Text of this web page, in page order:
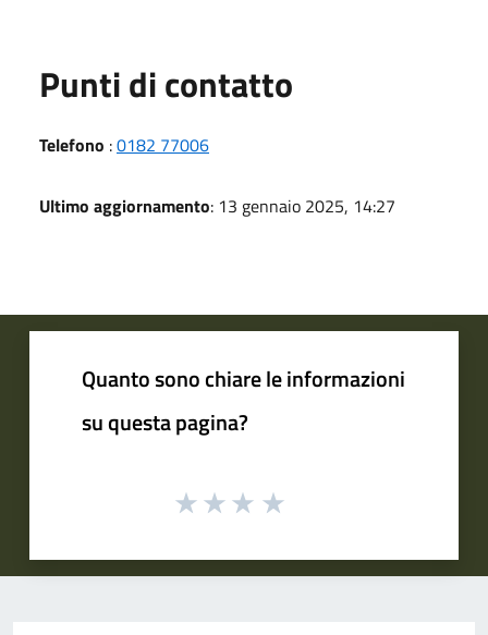
Punti di contatto
Telefono :0182 77006
Ultimo aggiornamento: 13 gennaio 2025, 14:27
Quanto sono chiare le informazioni
su questa pagina?